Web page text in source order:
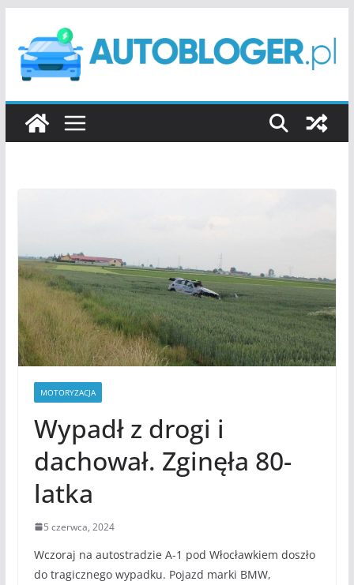
treści
MOTORYZACJA
Wypadł z drogi i
dachował. Zginęła 80-
latka
5 czerwca, 2024
Wczoraj na autostradzie A-1 pod Włocławkiem doszło
do tragicznego wypadku. Pojazd marki BMW,